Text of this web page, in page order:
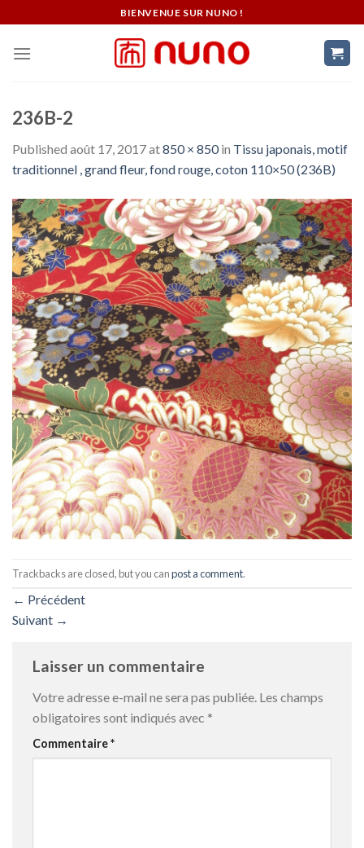
to
content
BIENVENUE SUR NUNO !
236B-2
Published août 17, 2017at850 × 850in Tissu japonais, motif
traditionnel , grand fleur, fond rouge, coton 110×50 (236B)
Trackbacks are closed, but you canpost a comment.
← Précédent
Suivant →
Laisser un commentaire
Votre adresse e-mail ne sera pas publiée. Les champs
obligatoires sont indiqués avec *
Commentaire*